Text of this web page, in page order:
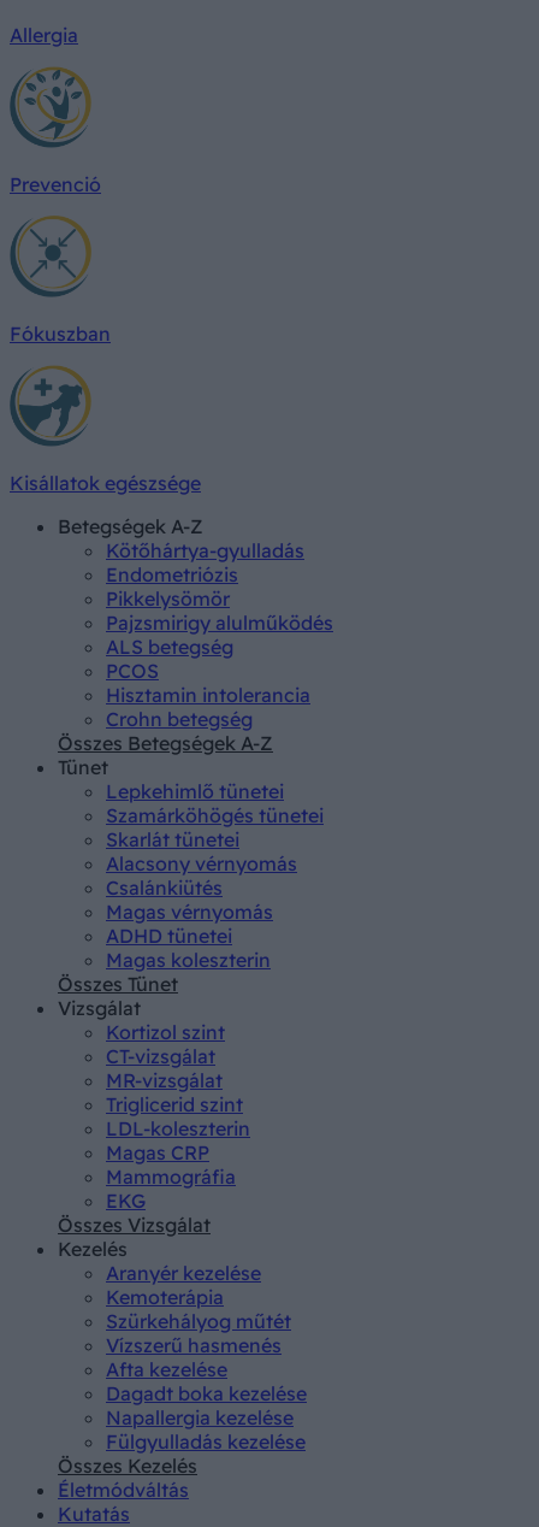
Allergia
Prevenció
Fókuszban
Kisállatok egészsége
Betegségek A-Z
Kötőhártya-gyulladás
Endometriózis
Pikkelysömör
Pajzsmirigy alulműködés
ALS betegség
PCOS
Hisztamin intolerancia
Crohn betegség
Összes Betegségek A-Z
Tünet
Lepkehimlő tünetei
Szamárköhögés tünetei
Skarlát tünetei
Alacsony vérnyomás
Csalánkiütés
Magas vérnyomás
ADHD tünetei
Magas koleszterin
Összes Tünet
Vizsgálat
Kortizol szint
CT-vizsgálat
MR-vizsgálat
Triglicerid szint
LDL-koleszterin
Magas CRP
Mammográfia
EKG
Összes Vizsgálat
Kezelés
Aranyér kezelése
Kemoterápia
Szürkehályog műtét
Vízszerű hasmenés
Afta kezelése
Dagadt boka kezelése
Napallergia kezelése
Fülgyulladás kezelése
Összes Kezelés
Életmódváltás
Kutatás